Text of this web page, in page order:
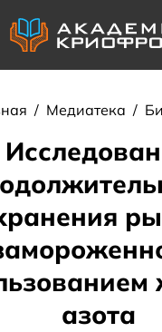
/ Медиатека /
азота